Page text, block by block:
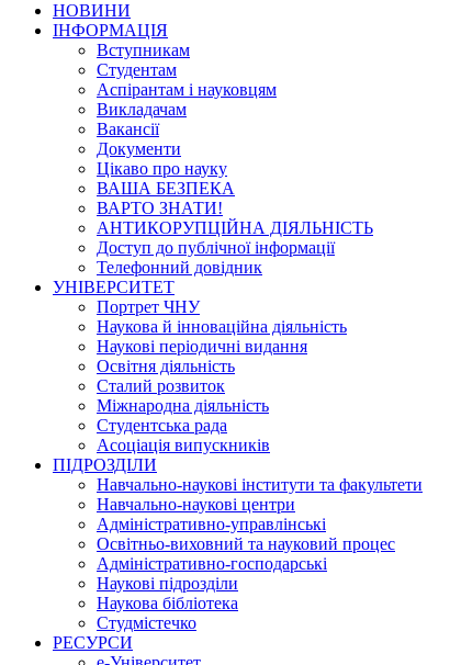
НОВИНИ
ІНФОРМАЦІЯ
Вступникам
Студентам
Аспірантам і науковцям
Викладачам
Вакансії
Документи
Цікаво про науку
ВАША БЕЗПЕКА
ВАРТО ЗНАТИ!
АНТИКОРУПЦІЙНА ДІЯЛЬНІСТЬ
Доступ до публічної інформації
Телефонний довідник
УНІВЕРСИТЕТ
Портрет ЧНУ
Наукова й інноваційна діяльність
Наукові періодичні видання
Освітня діяльність
Сталий розвиток
Міжнародна діяльність
Студентська рада
Асоціація випускників
ПІДРОЗДІЛИ
Навчально-наукові інститути та факультети
Навчально-наукові центри
Адміністративно-управлінські
Освітньо-виховний та науковий процес
Адміністративно-господарські
Наукові підрозділи
Наукова бібліотека
Студмістечко
РЕСУРСИ